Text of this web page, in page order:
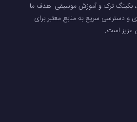
بکینگ ترک و آموزش موسیقی. هدف ما
و دسترسی سریع به منابع معتبر برای
عزیز است.